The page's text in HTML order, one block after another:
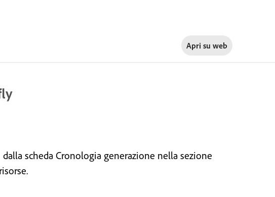
Apri su web
scheda Cronologia generazione nella sezione